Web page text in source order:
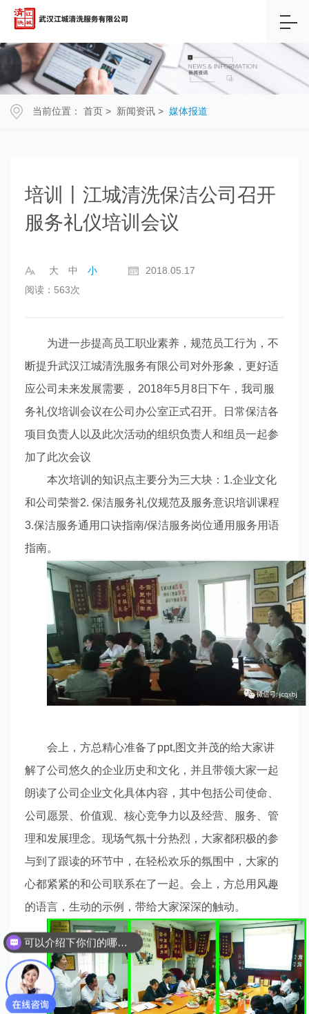
当前位置： 首页 > 新闻资讯 > 媒体报道
培训丨江城清洗保洁公司召开
服务礼仪培训会议
大 中 小
2018.05.17
阅读：563次
为进一步提高员工职业素养，规范员工行为，不
断提升武汉江城清洗服务有限公司对外形象，更好适
应公司未来发展需要，
2018年5月 8日下午，我司服
务礼仪培训会议在公司办公室正式召开。日常保洁各
项目负责人以及此次活动的组织负责人和组员一起参
加了此次会议
本次培训的知识点主要分为三大块： 1.企业文化
和公司荣誉2. 保洁服务礼仪规范及服务意识培训课程
3.保洁服务通用口诀指南/保洁服务岗位通用服务用语
指南。
会上，方总精心准备了ppt,图文并茂的给大家讲
解了公司悠久的企业历史和文化，并且带领大家一起
朗读了公司企业文化具体内容，其中包括公司使命、
公司愿景、价值观、核心竞争力以及经营、服务、管
理和发展理念。现场气氛十分热烈，大家都积极的参
与到了跟读的环节中，在轻松欢乐的氛围中，大家的
心都紧紧的和公司联系在了一起。会上，方总用风趣
的语言，生动的示例，带给大家深深的触动。
可以介绍下你们的哪些服务吗？